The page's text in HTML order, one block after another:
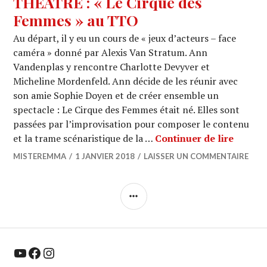
Femmes » au TTO
Au départ, il y eu un cours de « jeux d’acteurs – face
caméra » donné par Alexis Van Stratum. Ann
Vandenplas y rencontre Charlotte Devyver et
Micheline Mordenfeld. Ann décide de les réunir avec
son amie Sophie Doyen et de créer ensemble un
spectacle : Le Cirque des Femmes était né. Elles sont
passées par l’improvisation pour composer le contenu
et la trame scénaristique de la … Continuer de lire
MISTEREMMA 1 JANVIER 2018 LAISSER UN COMMENTAIRE
COLONNE
YouTube Facebook Instagram